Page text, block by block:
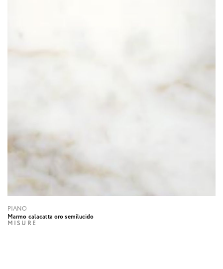
PIANO
Marmo calacatta oro semilucido
MISURE